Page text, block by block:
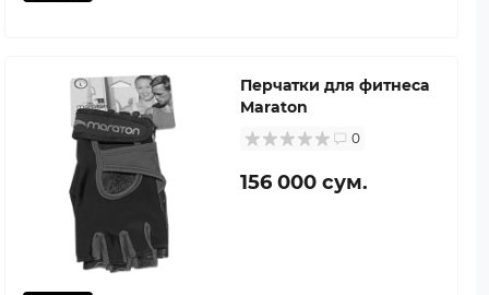
Перчатки для фитнеса
Maraton
0
156 000 сум.